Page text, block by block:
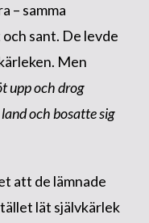
– samma
sant. De levde
Men
upp och drog
och bosatte sig
att de lämnade
lät självkärlek